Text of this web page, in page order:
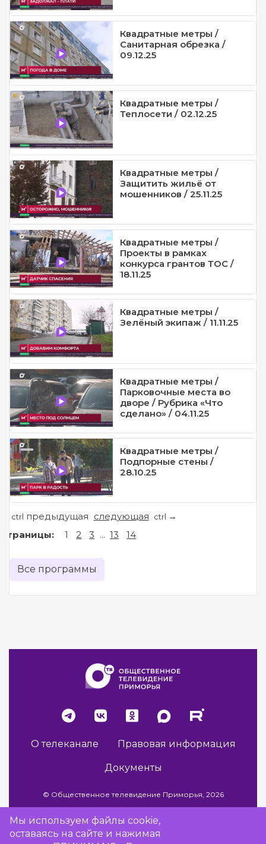
Квадратные метры /
Санитарная обрезка /
09.12.25
Квадратные метры /
Теплосети / 02.12.25
Квадратные метры /
Защитить жильё от
мошенников / 25.11.25
Квадратные метры /
Проекты в рамках
конкурса грантов ТОС /
18.11.25
Квадратные метры /
Зелёный экипаж / 11.11.25
Квадратные метры /
Парковочные места во
дворе / Рубрика «Что
сделано» / 04.11.25
Квадратные метры /
Подпорные стены /
28.10.25
ctrl предыдущая следующая ctrl →
Страницы: 1 2 3 ... 13 14
Все программы
О телеканале Правовая информация
Документы
© Общественное телевидение Приморья, 2026
Разработка сайта -Vladweb
Мы используем файлы cookie,
оставаясь на сайте и нажимая